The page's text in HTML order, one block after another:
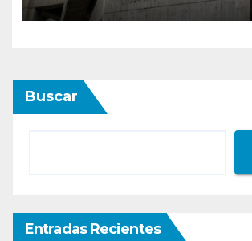
eléctrico para ‘la
recuperación del
Buscar
Entradas Recientes